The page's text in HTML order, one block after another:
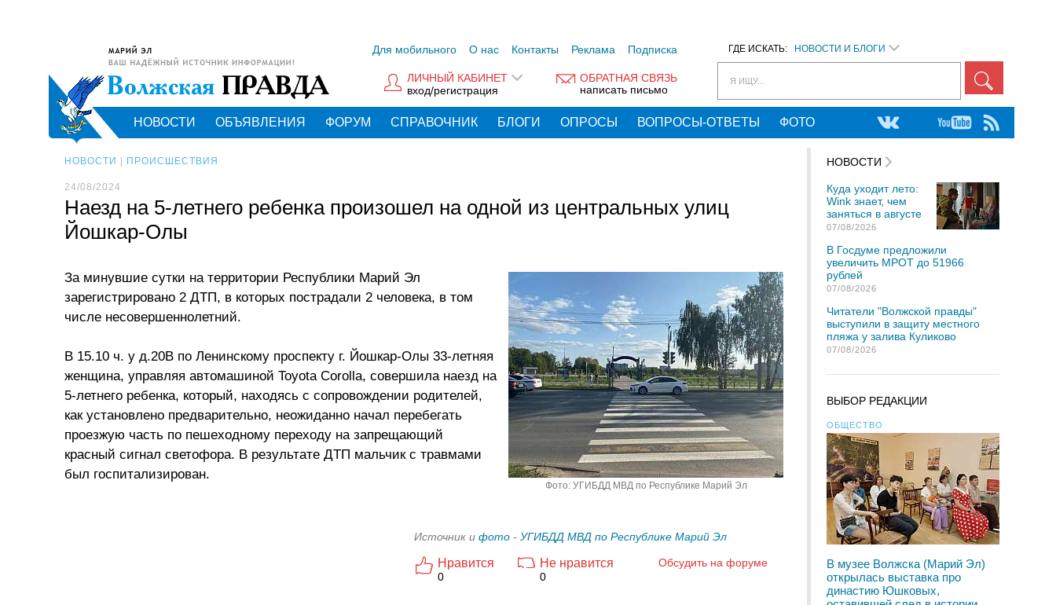
ГДЕ ИСКАТЬ: НОВОСТИ И БЛОГИ
Я ИЩУ...
Для мобильного О нас Контакты Реклама Подписка
ОБРАТНАЯ СВЯЗЬ
написать письмо
ЛИЧНЫЙ КАБИНЕТ
вход/регистрация
НОВОСТИ ОБЪЯВЛЕНИЯ ФОРУМ СПРАВОЧНИК БЛОГИ ОПРОСЫ ВОПРОСЫ-ОТВЕТЫ ФОТО
НОВОСТИ ПРОИСШЕСТВИЯ
24/08/2024
Наезд на 5-летнего ребенка произошел на одной из центральных улиц
Йошкар-Олы
Фото: УГИБДД МВД по Республике Марий Эл
За минувшие сутки на территории Республики Марий Эл
зарегистрировано 2 ДТП, в которых пострадали 2 человека, в том
числе несовершеннолетний.
В 15.10 ч. у д.20В по Ленинскому проспекту г. Йошкар-Олы 33-летняя
женщина, управляя автомашиной Toyota Corolla, совершила наезд на
5-летнего ребенка, который, находясь с сопровождении родителей,
как установлено предварительно, неожиданно начал перебегать
проезжую часть по пешеходному переходу на запрещающий
красный сигнал светофора. В результате ДТП мальчик с травмами
был госпитализирован.
Источник и фото - УГИБДД МВД по Республике Марий Эл
Нравится
0
Не нравится
0
Обсудить на форуме
НОВОСТИ
Куда уходит лето:
Wink знает, чем
заняться в августе
07/08/2026
В Госдуме предложили
увеличить МРОТ до 51966
рублей
07/08/2026
Читатели "Волжской правды"
выступили в защиту местного
пляжа у залива Куликово
07/08/2026
ВЫБОР РЕДАКЦИИ
ОБЩЕСТВО
В музее Волжска (Марий Эл)
открылась выставка про
династию Юшковых,